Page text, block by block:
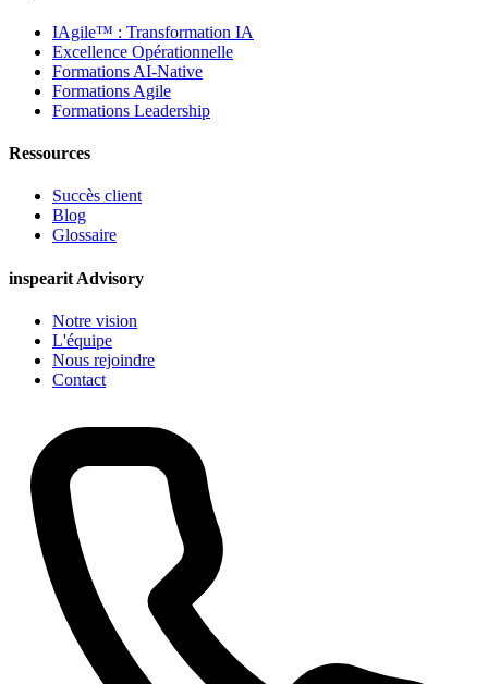
IAgile™ : Transformation IA
Excellence Opérationnelle
Formations AI-Native
Formations Agile
Formations Leadership
Ressources
Succès client
Blog
Glossaire
inspearit Advisory
Notre vision
L'équipe
Nous rejoindre
Contact